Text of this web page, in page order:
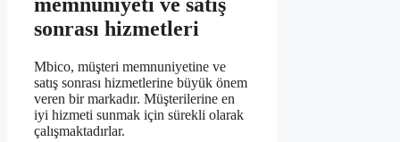
sonrası hizmetleri
Mbico, müşteri memnuniyetine ve
satış sonrası hizmetlerine büyük önem
veren bir markadır. Müşterilerine en
iyi hizmeti sunmak için sürekli olarak
çalışmaktadırlar.